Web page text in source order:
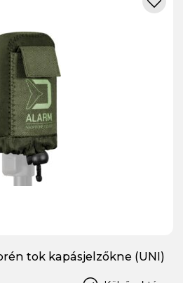
tok kapásjelzőkne (UNI)